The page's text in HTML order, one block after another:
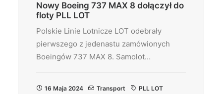
Nowy Boeing 737 MAX 8 dołączył do
floty PLL LOT
Polskie Linie Lotnicze LOT odebrały
pierwszego z jedenastu zamówionych
Boeingów 737 MAX 8. Samolot…
16 Maja 2024 Transport PLL LOT